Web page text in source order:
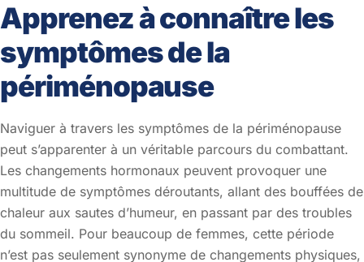
Apprenez à connaître les
symptômes de la
périménopause
Naviguer à travers les symptômes de la périménopause
peut s’apparenter à un véritable parcours du combattant.
Les changements hormonaux peuvent provoquer une
multitude de symptômes déroutants, allant des bouffées de
chaleur aux sautes d’humeur, en passant par des troubles
du sommeil. Pour beaucoup de femmes, cette période
n’est pas seulement synonyme de changements physiques,